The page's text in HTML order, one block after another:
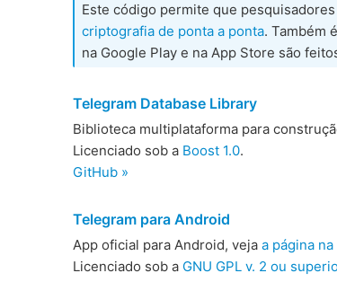
Este código permite que
criptografia de ponta a ponta. Também
na Google Play e na App Store são
Telegram Database Library
Biblioteca multiplataforma para
Licenciado sob a Boost 1.0.
GitHub »
Telegram para Android
App oficial para Android, veja a página
Licenciado sob a GNU GPL v. 2 ou